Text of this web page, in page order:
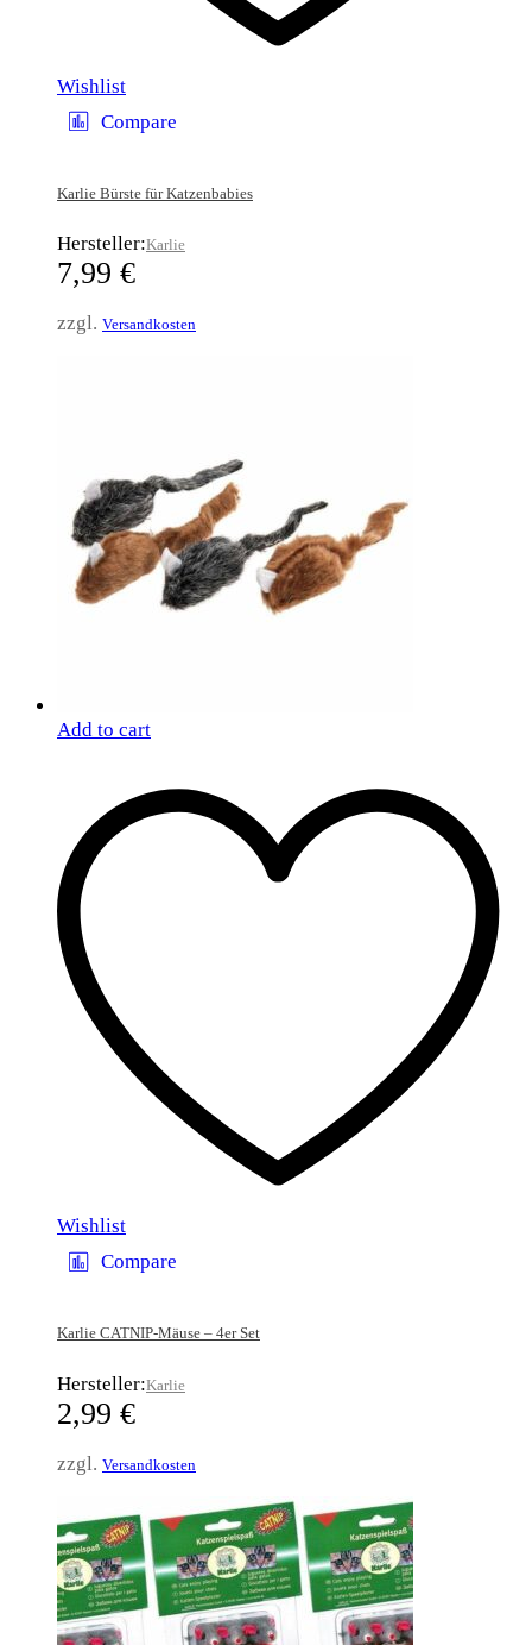
Wishlist
Compare
Karlie Bürste für Katzenbabies
Hersteller:Karlie
7,99 €
zzgl. Versandkosten
Add to cart
Wishlist
Compare
Karlie CATNIP-Mäuse – 4er Set
Hersteller:Karlie
2,99 €
zzgl. Versandkosten